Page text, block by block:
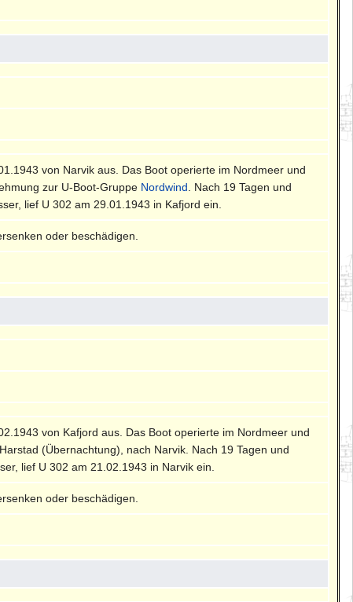
von Narvik aus. Das Boot operierte im Nordmeer und
zur U-Boot-Gruppe Nordwind . Nach 19 Tagen und
lief U 302 am 29.01.1943 in Kafjord ein.
oder beschädigen.
von Kafjord aus. Das Boot operierte im Nordmeer und
(Übernachtung), nach Narvik. Nach 19 Tagen und
lief U 302 am 21.02.1943 in Narvik ein.
oder beschädigen.